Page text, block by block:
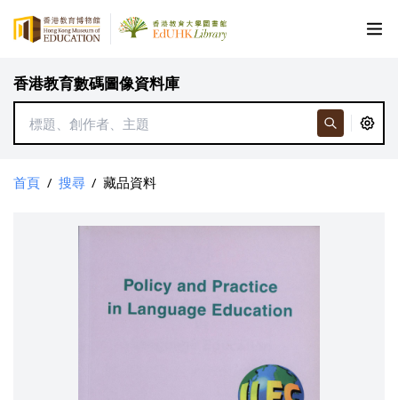
香港教育數碼圖像資料庫
首頁 / 搜尋 / 藏品資料